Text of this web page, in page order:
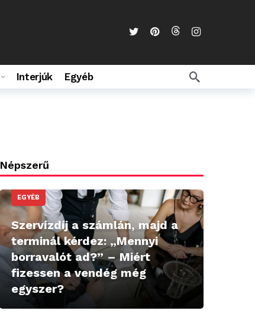
Interjúk Egyéb
Népszerű
EGYÉB
Szervízdíj a számlán, majd a
terminál kérdez: „Mennyi
borravalót ad?” – Miért
fizessen a vendég még
egyszer?